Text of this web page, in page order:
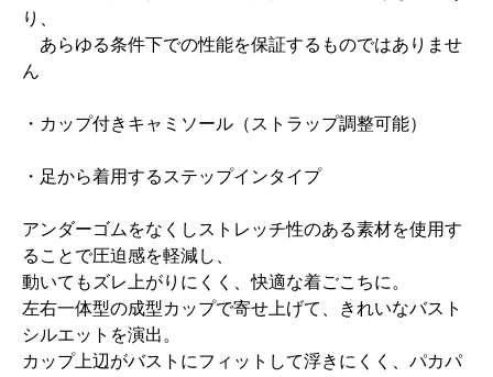
り、
あらゆる条件下での性能を保証するものではありませ
ん
・カップ付きキャミソール（ストラップ調整可能）
・足から着用するステップインタイプ
アンダーゴムをなくしストレッチ性のある素材を使用す
ることで圧迫感を軽減し、
動いてもズレ上がりにくく、快適な着ごこちに。
左右一体型の成型カップで寄せ上げて、きれいなバスト
シルエットを演出。
カップ上辺がバストにフィットして浮きにくく、パカパ